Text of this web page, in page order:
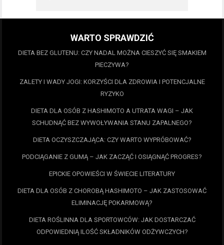
WARTO SPRAWDZIĆ
DIETA BEZ GLUTENU: CZY NADAL MOŻNA CIESZYĆ SIĘ SMAKIEM
PIECZYWA?
ZALETY I WADY JOGI: KORZYŚCI DLA ZDROWIA I POTENCJALNE
RYZYKO
DIETA DLA OSÓB Z HASHIMOTO A UTRATA WAGI – JAK
SCHUDNĄĆ BEZ WYWOŁYWANIA STANU ZAPALNEGO?
DIETA OCZYSZCZAJĄCA: CZY WARTO WYPRÓBOWAĆ?
PODCIĄGANIE Z GUMĄ – JAK ZACZĄĆ I OSIĄGNĄĆ PROGRES?
EPICKIE OPOWIEŚCI W ŚWIECIE LITERATURY
DIETA DLA OSÓB Z CHOROBĄ HASHIMOTO – JAK ZASTOSOWAĆ
ELIMINACJĘ POKARMOWĄ?
DIETA ROŚLINNA DLA SPORTOWCÓW: JAK DOSTARCZAĆ
ODPOWIEDNIĄ ILOŚĆ SKŁADNIKÓW ODŻYWCZYCH?